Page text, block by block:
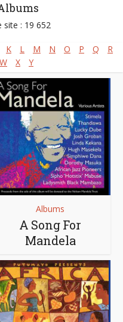
Sud
site : 19 652
K L M N O P Q
R
W X Y
Albums
A Song For
Mandela